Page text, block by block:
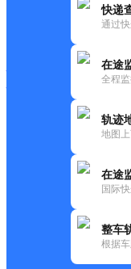
快递
通过
在途
全程
轨迹
地图
在途
国际
整车
根据
邮政
中
更新